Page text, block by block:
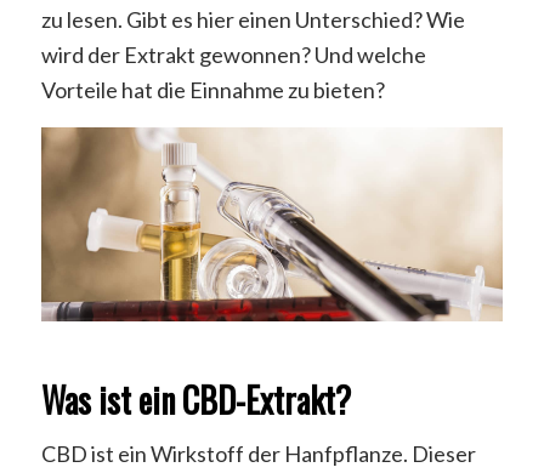
zu lesen. Gibt es hier einen Unterschied? Wie
wird der Extrakt gewonnen? Und welche
Vorteile hat die Einnahme zu bieten?
Was ist ein CBD-Extrakt?
CBD ist ein Wirkstoff der Hanfpflanze. Dieser